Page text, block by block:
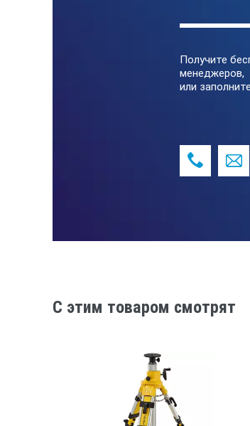
Получите
менеджеров,
или
C этим товаром смотрят